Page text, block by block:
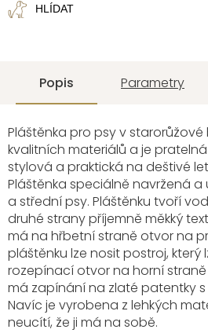
HLÍDAT
Popis Parametry
Pláštěnka pro psy v
kvalitních materiálů a je pratelná
stylová a praktická na deštivé
Pláštěnka speciálně navržená
a střední psy. Pláštěnku tvoří
druhé strany příjemně měkký
má na hřbetní straně otvor na
pláštěnku lze nosit postroj, který
rozepínací otvor na horní straně
má zapínání na zlaté patentky s
Navíc je vyrobena z lehkých
neucítí, že ji má na sobě.